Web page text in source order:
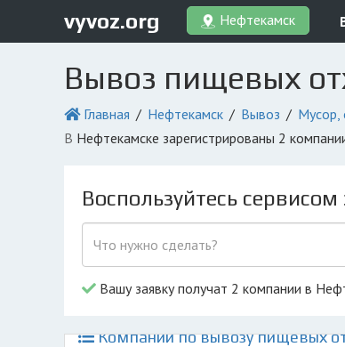
vyvoz.org Нефтекамск
Вывоз пищевых
Главная Нефтекамск Вывоз Мусор,
в Нефтекамске зарегистрированы 2
Воспользуйтесь сервисом
Вашу заявку получат 2 компании в
Компании по вывозу пищевых